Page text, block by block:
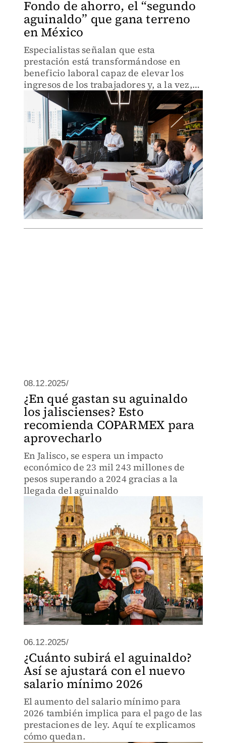
Fondo de ahorro, el “segundo
aguinaldo” que gana terreno
en México
Especialistas señalan que esta
prestación está transformándose en
beneficio laboral capaz de elevar los
ingresos de los trabajadores y, a la vez,
reforzar la retención de talento en un
mercado laboral cada vez más
competitivo
08.12.2025/
¿En qué gastan su aguinaldo
los jaliscienses? Esto
recomienda COPARMEX para
aprovecharlo
En Jalisco, se espera un impacto
económico de 23 mil 243 millones de
pesos superando a 2024 gracias a la
llegada del aguinaldo
06.12.2025/
¿Cuánto subirá el aguinaldo?
Así se ajustará con el nuevo
salario mínimo 2026
El aumento del salario mínimo para
2026 también implica para el pago de las
prestaciones de ley. Aquí te explicamos
cómo quedan.